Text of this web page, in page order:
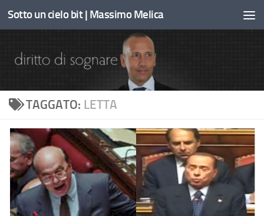
Sotto il contenuto
Sotto un cielo bit | Massimo Melica
TAGGATO: LETTA